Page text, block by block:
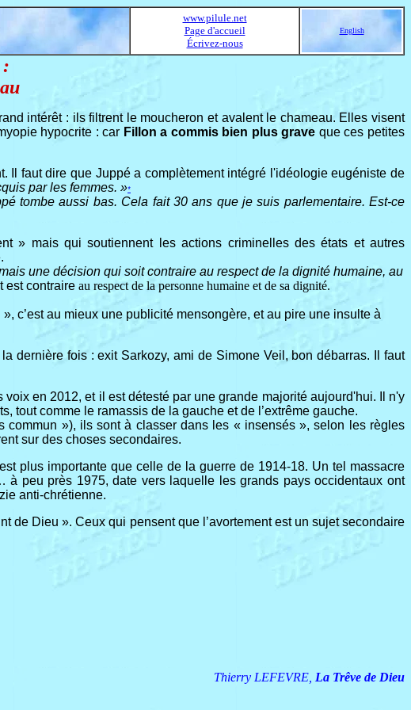
www.pilule.net
Page d'accueil
Écrivez-nous
English
:
intérêt : ils filtrent le moucheron et avalent le chameau. Elles visent
hypocrite : car Fillon a commis bien plus grave que ces petites
faut dire que Juppé a complètement intégré l'idéologie eugéniste de
par les femmes. »*
tombe aussi bas. Cela fait 30 ans que je suis parlementaire. Est-ce
» mais qui soutiennent les actions criminelles des états et autres
une décision qui soit contraire au respect de la dignité humaine, au
est contraire au respect de la personne humaine et de sa dignité.
c’est au mieux une publicité mensongère, et au pire une insulte à
dernière fois : exit Sarkozy, ami de Simone Veil, bon débarras. Il faut
en 2012, et il est détesté par une grande majorité aujourd'hui. Il n'y
tout comme le ramassis de la gauche et de l’extrême gauche.
»), ils sont à classer dans les « insensés », selon les règles
sur des choses secondaires.
plus importante que celle de la guerre de 1914-18. Un tel massacre
peu près 1975, date vers laquelle les grands pays occidentaux ont
anti-chrétienne.
de Dieu ». Ceux qui pensent que l’avortement est un sujet secondaire
Thierry LEFEVRE, La Trêve de Dieu